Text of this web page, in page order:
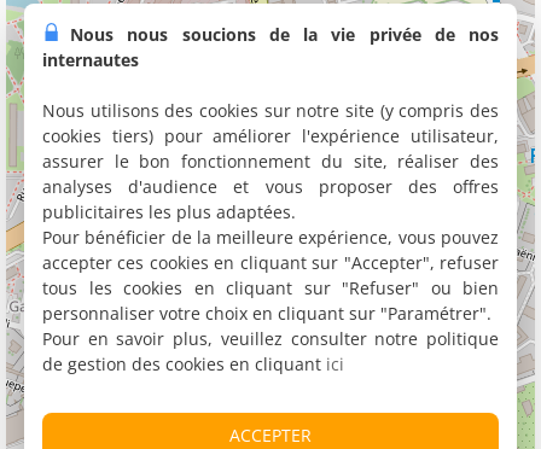
Nous nous soucions de la vie privée de nos
internautes
Nous utilisons des cookies sur notre site (y compris des
cookies tiers) pour améliorer l'expérience utilisateur,
assurer le bon fonctionnement du site, réaliser des
analyses d'audience et vous proposer des offres
publicitaires les plus adaptées.
Pour bénéficier de la meilleure expérience, vous pouvez
accepter ces cookies en cliquant sur "Accepter", refuser
tous les cookies en cliquant sur "Refuser" ou bien
personnaliser votre choix en cliquant sur "Paramétrer".
Pour en savoir plus, veuillez consulter notre politique
de gestion des cookies en cliquant ici
ACCEPTER